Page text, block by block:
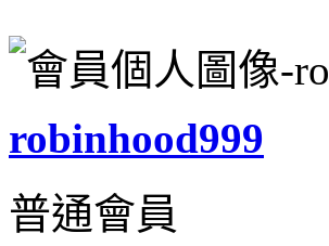
robinhood999
普通會員